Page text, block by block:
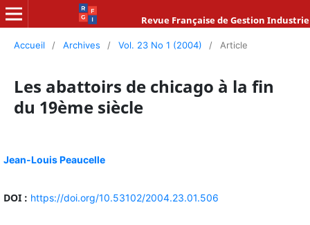
Revue Française de Gestion
Accueil / Archives / Vol. 23 No 1 (2004) / Article
Les abattoirs de chicago à la fin
du 19ème siècle
Jean-Louis Peaucelle
DOI : https://doi.org/10.53102/2004.23.01.506